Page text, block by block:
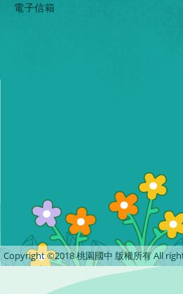
電子信箱
Copyright ©2018 桃園國中 版權所有 All